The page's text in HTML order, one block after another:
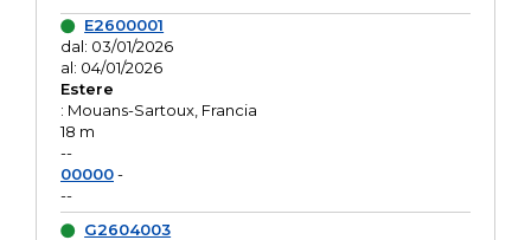
E2600001
dal: 03/01/2026
al: 04/01/2026
Estere
: Mouans-Sartoux, Francia
18 m
--
00000-
--
G2604003